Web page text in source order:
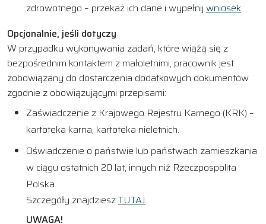
zdrowotnego – przekaż ich dane i wypełnij wniosek.
Opcjonalnie, jeśli dotyczy
W przypadku wykonywania zadań, które wiążą się z
bezpośrednim kontaktem z małoletnimi, pracownik jest
zobowiązany do dostarczenia dodatkowych dokumentów
zgodnie z obowiązującymi przepisami:
Zaświadczenie z Krajowego Rejestru Karnego (KRK) –
kartoteka karna, kartoteka nieletnich.
Oświadczenie o państwie lub państwach zamieszkania
w ciągu ostatnich 20 lat, innych niż Rzeczpospolita
Polska.
Szczegóły znajdzieszTUTAJ.
UWAGA!